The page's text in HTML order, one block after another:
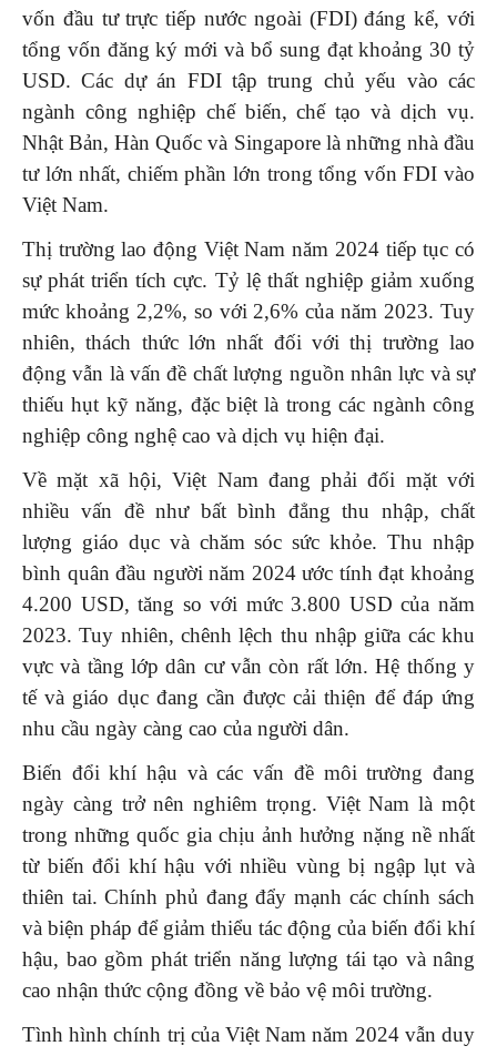
vốn đầu tư trực tiếp nước ngoài (FDI) đáng kể, với
tổng vốn đăng ký mới và bổ sung đạt khoảng 30 tỷ
USD. Các dự án FDI tập trung chủ yếu vào các
ngành công nghiệp chế biến, chế tạo và dịch vụ.
Nhật Bản, Hàn Quốc và Singapore là những nhà đầu
tư lớn nhất, chiếm phần lớn trong tổng vốn FDI vào
Việt Nam.
Thị trường lao động Việt Nam năm 2024 tiếp tục có
sự phát triển tích cực. Tỷ lệ thất nghiệp giảm xuống
mức khoảng 2,2%, so với 2,6% của năm 2023. Tuy
nhiên, thách thức lớn nhất đối với thị trường lao
động vẫn là vấn đề chất lượng nguồn nhân lực và sự
thiếu hụt kỹ năng, đặc biệt là trong các ngành công
nghiệp công nghệ cao và dịch vụ hiện đại.
Về mặt xã hội, Việt Nam đang phải đối mặt với
nhiều vấn đề như bất bình đẳng thu nhập, chất
lượng giáo dục và chăm sóc sức khỏe. Thu nhập
bình quân đầu người năm 2024 ước tính đạt khoảng
4.200 USD, tăng so với mức 3.800 USD của năm
2023. Tuy nhiên, chênh lệch thu nhập giữa các khu
vực và tầng lớp dân cư vẫn còn rất lớn. Hệ thống y
tế và giáo dục đang cần được cải thiện để đáp ứng
nhu cầu ngày càng cao của người dân.
Biến đổi khí hậu và các vấn đề môi trường đang
ngày càng trở nên nghiêm trọng. Việt Nam là một
trong những quốc gia chịu ảnh hưởng nặng nề nhất
từ biến đổi khí hậu với nhiều vùng bị ngập lụt và
thiên tai. Chính phủ đang đẩy mạnh các chính sách
và biện pháp để giảm thiểu tác động của biến đổi khí
hậu, bao gồm phát triển năng lượng tái tạo và nâng
cao nhận thức cộng đồng về bảo vệ môi trường.
Tình hình chính trị của Việt Nam năm 2024 vẫn duy